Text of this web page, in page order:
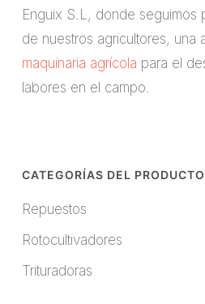
Enguix S.L, donde seguimos
de nuestros agricultores, una
maquinaria agrícola para el
labores en el campo.
CATEGORÍAS DEL PRODUCTO
Repuestos
Rotocultivadores
Trituradoras